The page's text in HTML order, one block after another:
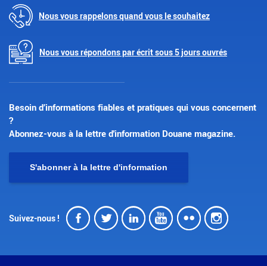
Nous vous rappelons quand vous le souhaitez
Nous vous répondons par écrit sous 5 jours ouvrés
Besoin d’informations fiables et pratiques qui vous concernent
?
Abonnez-vous à la lettre d'information Douane magazine.
S'abonner à la lettre d'information
Suivez-nous ! Facebook
Twitter
LinkedIn
Youtube
Flickr